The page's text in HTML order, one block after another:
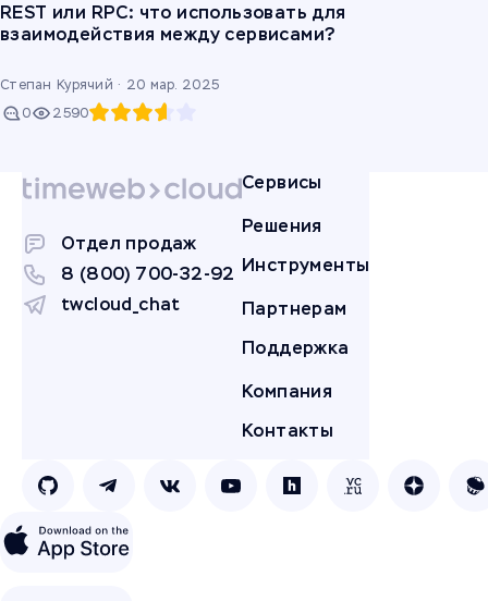
REST или RPC: что использовать для
взаимодействия между сервисами?
Степан Курячий · 20 мар. 2025
0
2590
Отдел продаж
8 (800) 700-32-92
twcloud_chat
Сервисы
Решения
Инструменты
Партнерам
Поддержка
Компания
Контакты